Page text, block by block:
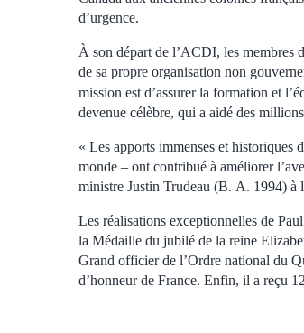
d’urgence.
À son départ de l’ACDI, les membres
de sa propre organisation non
mission est d’assurer la formation et
devenue célèbre, qui a aidé des
« Les apports immenses et historiques
monde – ont contribué à améliorer
ministre Justin Trudeau (B. A. 1994) à
Les réalisations exceptionnelles de
la Médaille du jubilé de la reine
Grand officier de l’Ordre national du
d’honneur de France. Enfin, il a reçu